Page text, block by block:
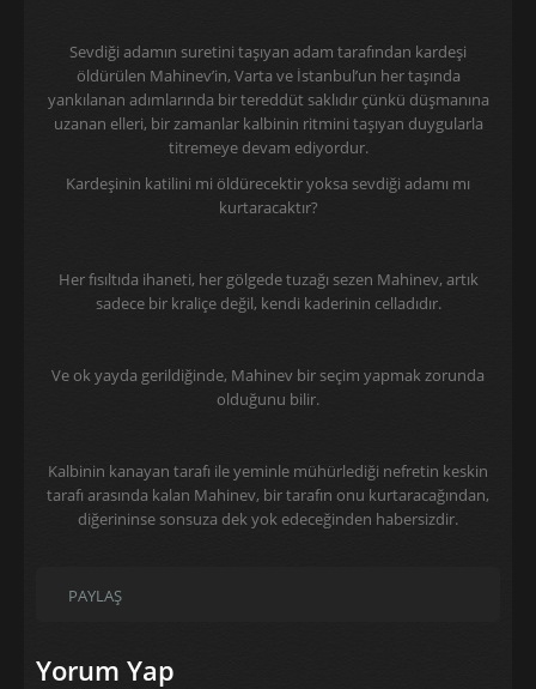
Sevdiği adamın suretini taşıyan adam tarafından kardeşi
öldürülen Mahinev’in, Varta ve İstanbul’un her taşında
yankılanan adımlarında bir tereddüt saklıdır çünkü düşmanına
uzanan elleri, bir zamanlar kalbinin ritmini taşıyan duygularla
titremeye devam ediyordur.
Kardeşinin katilini mi öldürecektir yoksa sevdiği adamı mı
kurtaracaktır?
Her fısıltıda ihaneti, her gölgede tuzağı sezen Mahinev, artık
sadece bir kraliçe değil, kendi kaderinin celladıdır.
Ve ok yayda gerildiğinde, Mahinev bir seçim yapmak zorunda
olduğunu bilir.
Kalbinin kanayan tarafı ile yeminle mühürlediği nefretin keskin
tarafı arasında kalan Mahinev, bir tarafın onu kurtaracağından,
diğerininse sonsuza dek yok edeceğinden habersizdir.
PAYLAŞ
Yorum Yap